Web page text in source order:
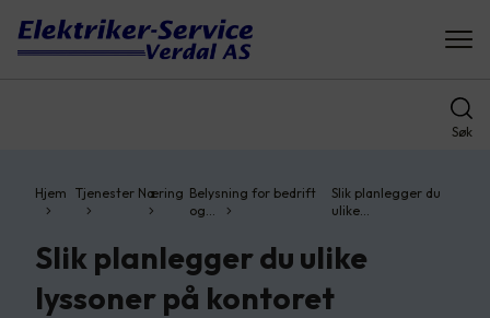
Søk
Hjem Tjenester Næring Belysning for bedrift
og…
Slik planlegger du
ulike…
Slik planlegger du ulike
lyssoner på kontoret